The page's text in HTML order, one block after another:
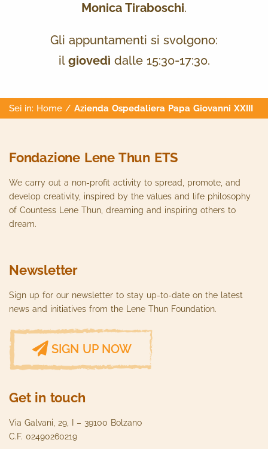
Monica Tiraboschi.
Gli appuntamenti si svolgono:
il giovedì dalle 15:30-17:30.
Sei in: Home / Azienda Ospedaliera Papa Giovanni XXIII
Fondazione Lene Thun ETS
We carry out a non-profit activity to spread, promote, and
develop creativity, inspired by the values ​​and life philosophy
of Countess Lene Thun, dreaming and inspiring others to
dream.
Newsletter
Sign up for our newsletter to stay up-to-date on the latest
news and initiatives from the Lene Thun Foundation.
SIGN UP NOW
Get in touch
Via Galvani, 29, I – 39100 Bolzano
C.F. 02490260219